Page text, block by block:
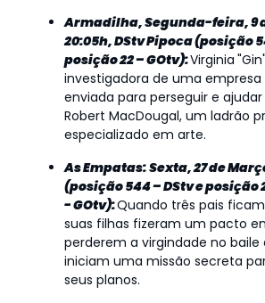
Armadilha, Segunda-feira, 9
20:05h, DStv Pipoca (posição
posição 22 – GOtv):Virginia
investigadora de uma empresa
enviada para perseguir e
Robert MacDougal, um ladrão
especializado em arte.
As Empatas: Sexta, 27 de
(posição 544 – DStv e posição
- GOtv):Quando três pais
suas filhas fizeram um pacto
perderem a virgindade no baile
iniciam uma missão secreta
seus planos.